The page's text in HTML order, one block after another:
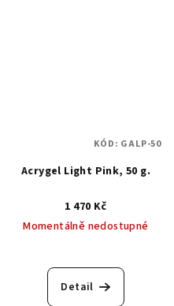
Acrygel Light Pink, 50 g.
1 470 Kč
Momentálně nedostupné
Detail
KÓD: GALP-50